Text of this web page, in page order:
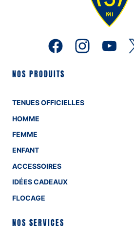
NOS PRODUITS
TENUES OFFICIELLES
HOMME
FEMME
ENFANT
ACCESSOIRES
IDÉES CADEAUX
FLOCAGE
NOS SERVICES